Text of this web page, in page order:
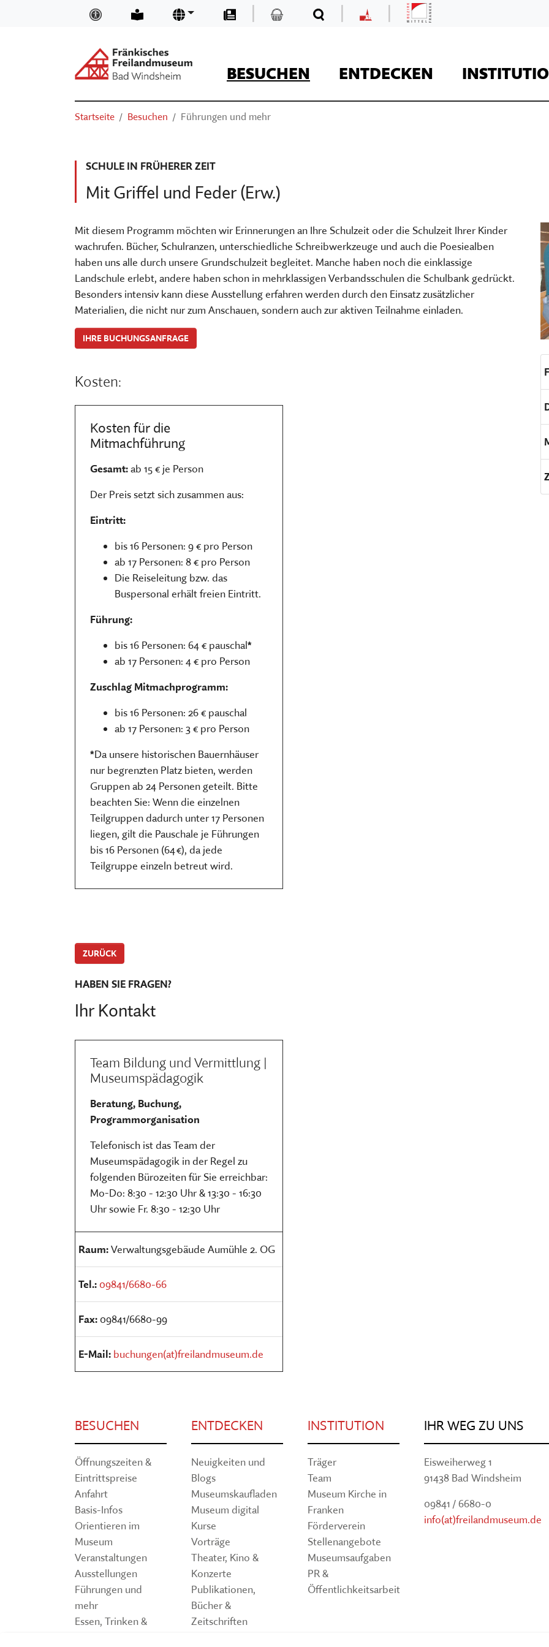
Zum Hauptinhalt springenInklusion und Barrierefreiheit
Leichte Sprache
Sprachen Presse
| Kaufladen | | Mittelfranken
BESUCHEN ENTDECKEN
ORIENTIEREN IM MUSEUM
VERANSTALTUNGEN
AUSSTELLUNGEN
FÜHRUNGEN UND MEHR
ESSEN, TRINKEN & EINKAUFEN
Kaufladen
Der Onlineshop des
Freilandmuseums
KURSE
VORTRÄGE
THEATER, KINO & KONZERTE
PUBLIKATIONEN, BÜCHER & ZEITSCHRIFTEN
STORCHENNEST
Museum Kirche in
Museum im Museum
HIER KOMMEN SIE ZUM
FÖRDERVEREIN
STELLENANGEBOTE
MUSEUMSAUFGABEN
PR & ÖFFENTLICHKEITSARBEIT
Museumsaufgaben
Sammeln, bewahren,
vermitteln
Startseite Besuchen Führungen und mehr
Mit Griffel und Feder (Erw.)
SCHULE IN FRÜHERER ZEIT
Mit diesem Programm möchten wir Erinnerungen an Ihre Schulzeit oder die Schulzeit Ihrer Kinder
wachrufen. Bücher, Schulranzen, unterschiedliche Schreibwerkzeuge und auch die Poesiealben
haben uns alle durch unsere Grundschulzeit begleitet. Manche haben noch die einklassige
Landschule erlebt, andere haben schon in mehrklassigen Verbandsschulen die Schulbank gedrückt.
Besonders intensiv kann diese Ausstellung erfahren werden durch den Einsatz zusätzlicher
Materialien, die nicht nur zum Anschauen, sondern auch zur aktiven Teilnahme einladen.
IHRE BUCHUNGSANFRAGE
Kosten:
Kosten für die
Mitmachführung
Gesamt:ab 15 € je Person
Der Preis setzt sich zusammen aus:
Eintritt:
bis 16 Personen: 9 € pro Person
ab 17 Personen: 8 € pro Person
Die Reiseleitung bzw. das
Buspersonal erhält freien Eintritt.
Führung:
bis 16 Personen: 64 € pauschal*
ab 17 Personen: 4 € pro Person
Zuschlag Mitmachprogramm:
bis 16 Personen: 26 € pauschal
ab 17 Personen: 3 € pro Person
*Da unsere historischen Bauernhäuser
nur begrenzten Platz bieten, werden
Gruppen ab 24 Personen geteilt. Bitte
beachten Sie: Wenn die einzelnen
Teilgruppen dadurch unter 17 Personen
liegen, gilt die Pauschale je Führungen
bis 16 Personen (64 €), da jede
Teilgruppe einzeln betreut wird.
ZURÜCK
Ihr Kontakt
HABEN SIE FRAGEN?
Team Bildung und Vermittlung |
Museumspädagogik
Beratung, Buchung,
Programmorganisation
Telefonisch ist das Team der
Museumspädagogik in der Regel zu
folgenden Bürozeiten für Sie erreichbar:
Mo-Do: 8:30 - 12:30 Uhr & 13:30 - 16:30
Uhr sowie Fr. 8:30 - 12:30 Uhr
Raum:Verwaltungsgebäude Aumühle 2. OG
Tel.:09841/6680-66
Fax:09841/6680-99
E-Mail: buchungen(at)freilandmuseum.de
BESUCHEN
Öffnungszeiten &
Eintrittspreise
Anfahrt
Basis-Infos
Orientieren im
Museum
Veranstaltungen
Ausstellungen
Führungen und
mehr
Essen, Trinken &
ENTDECKEN
Neuigkeiten und
Blogs
Museumskaufladen
Museum digital
Kurse
Vorträge
Theater, Kino &
Konzerte
Publikationen,
Bücher &
Zeitschriften
INSTITUTION
Träger
Team
Museum Kirche in
Franken
Förderverein
Stellenangebote
Museumsaufgaben
PR &
Öffentlichkeitsarbeit
IHR WEG ZU UNS
Eisweiherweg 1
91438 Bad Windsheim
09841 / 6680-0
info(at)freilandmuseum.de